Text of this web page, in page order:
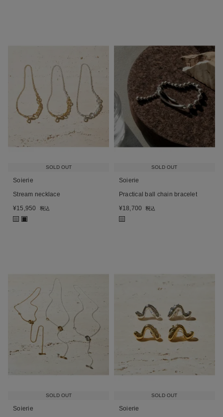
SOLD OUT
Soierie
Stream necklace
¥15,950 税込
■ ■
SOLD OUT
Soierie
Practical ball chain bracelet
¥18,700 税込
■
SOLD OUT
Soierie
SOLD OUT
Soierie